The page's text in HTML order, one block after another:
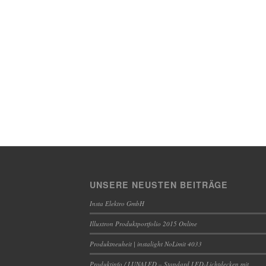
UNSERE NEUSTEN BEITRÄGE
Insta Elektro GmbH
Illuxtron Produktportfolio 2015 Online
Produktneuheit | instalight NoLimit 4033
Produktinfo / LUNALED – Standard LED-Lichtdecken mit